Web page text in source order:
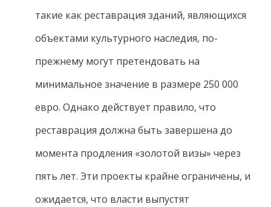
такие как реставрация зданий, являющихся
объектами культурного наследия, по-
прежнему могут претендовать на
минимальное значение в размере 250 000
евро. Однако действует правило, что
реставрация должна быть завершена до
момента продления «золотой визы» через
пять лет. Эти проекты крайне ограничены, и
ожидается, что власти выпустят